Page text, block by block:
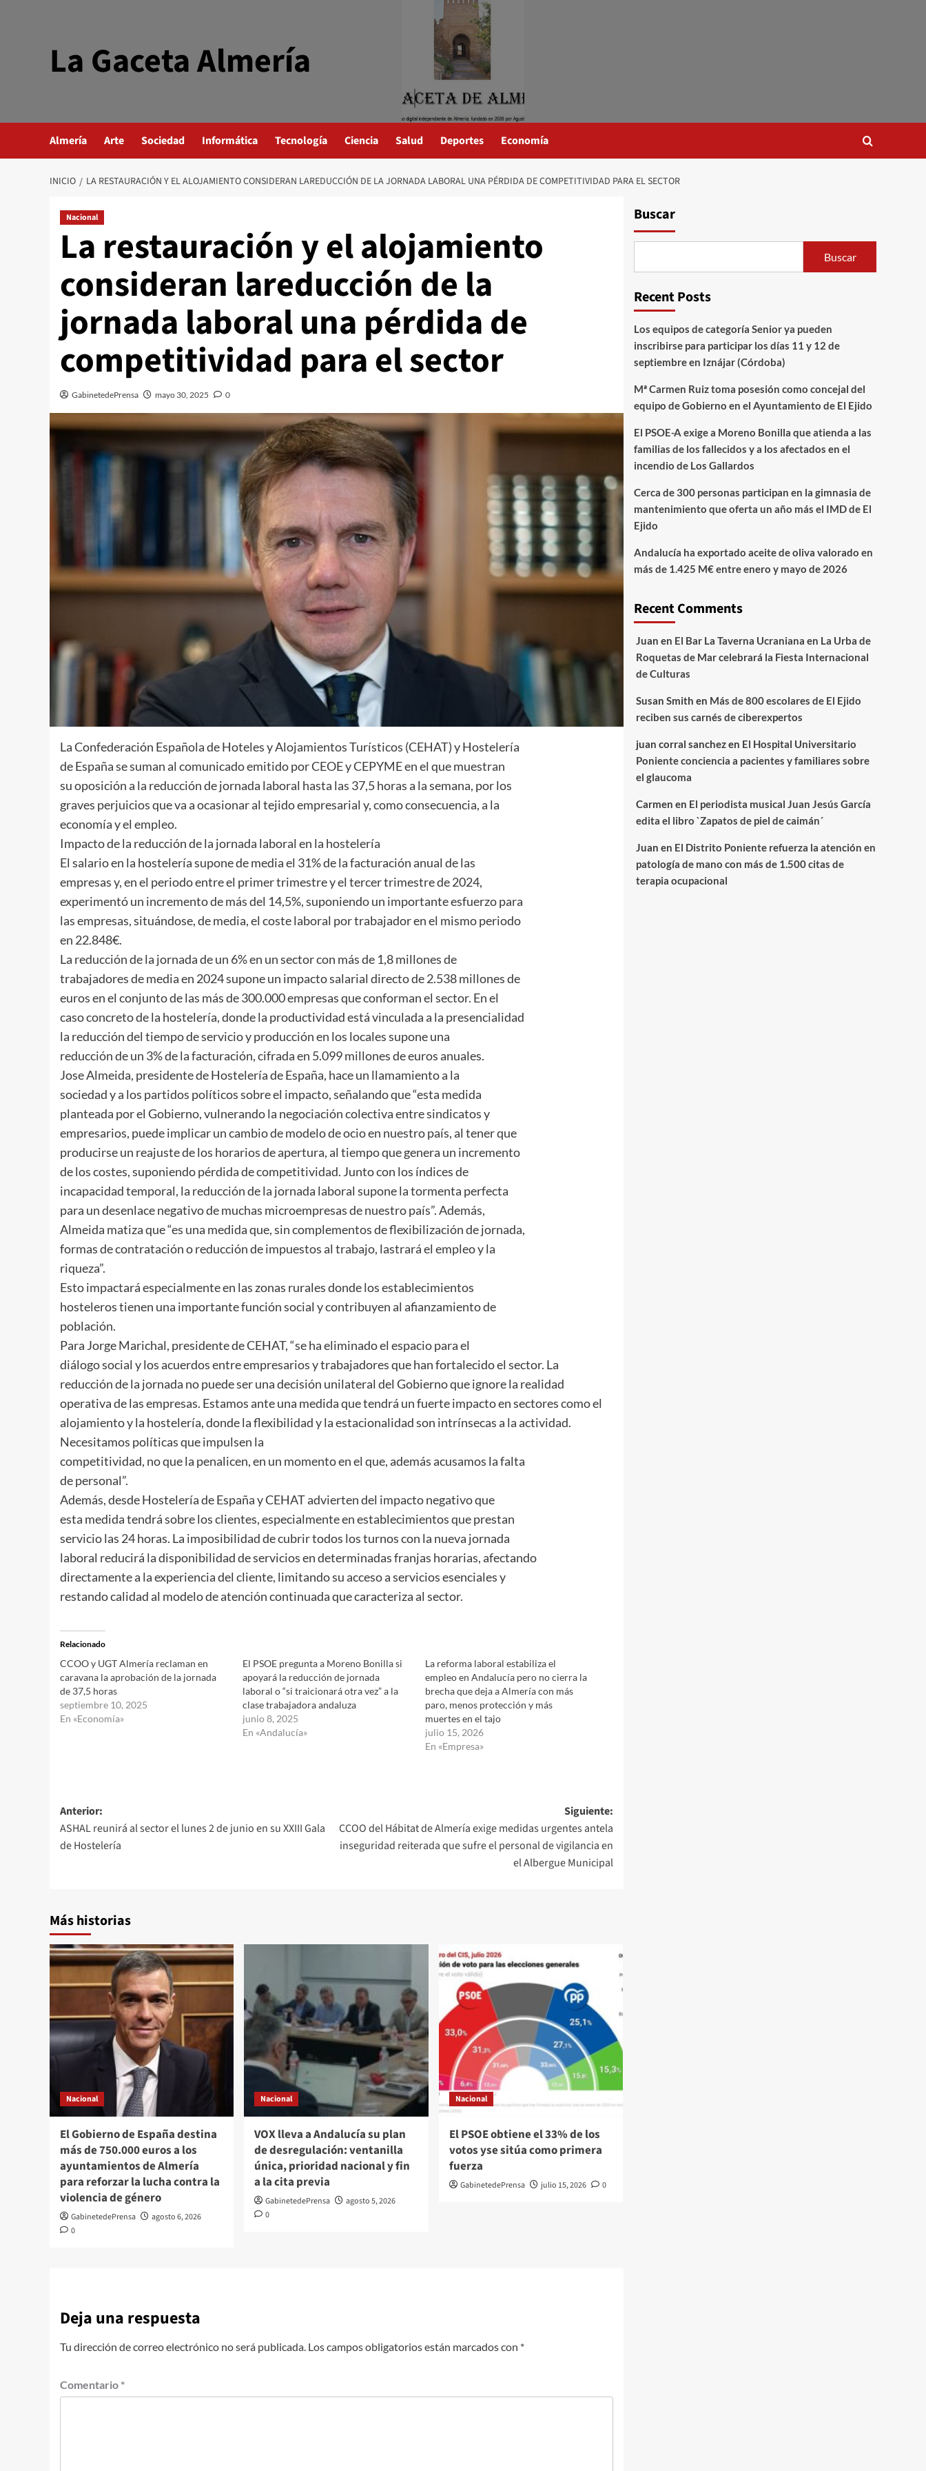
La Gaceta Almería
Almería Arte Sociedad Informática Tecnología Ciencia Salud Deportes Economía
INICIO LA RESTAURACIÓN Y EL ALOJAMIENTO CONSIDERAN LAREDUCCIÓN DE LA JORNADA LABORAL UNA PÉRDIDA DE COMPETITIVIDAD PARA EL SECTOR
Nacional
La restauración y el alojamiento
consideran lareducción de la
jornada laboral una pérdida de
competitividad para el sector
GabinetedePrensa mayo 30, 2025 0
La Confederación Española de Hoteles y Alojamientos Turísticos (CEHAT) y Hostelería
de España se suman al comunicado emitido por CEOE y CEPYME en el que muestran
su oposición a la reducción de jornada laboral hasta las 37,5 horas a la semana, por los
graves perjuicios que va a ocasionar al tejido empresarial y, como consecuencia, a la
economía y el empleo.
Impacto de la reducción de la jornada laboral en la hostelería
El salario en la hostelería supone de media el 31% de la facturación anual de las
empresas y, en el periodo entre el primer trimestre y el tercer trimestre de 2024,
experimentó un incremento de más del 14,5%, suponiendo un importante esfuerzo para
las empresas, situándose, de media, el coste laboral por trabajador en el mismo periodo
en 22.848€.
La reducción de la jornada de un 6% en un sector con más de 1,8 millones de
trabajadores de media en 2024 supone un impacto salarial directo de 2.538 millones de
euros en el conjunto de las más de 300.000 empresas que conforman el sector. En el
caso concreto de la hostelería, donde la productividad está vinculada a la presencialidad
la reducción del tiempo de servicio y producción en los locales supone una
reducción de un 3% de la facturación, cifrada en 5.099 millones de euros anuales.
Jose Almeida, presidente de Hostelería de España, hace un llamamiento a la
sociedad y a los partidos políticos sobre el impacto, señalando que “esta medida
planteada por el Gobierno, vulnerando la negociación colectiva entre sindicatos y
empresarios, puede implicar un cambio de modelo de ocio en nuestro país, al tener que
producirse un reajuste de los horarios de apertura, al tiempo que genera un incremento
de los costes, suponiendo pérdida de competitividad. Junto con los índices de
incapacidad temporal, la reducción de la jornada laboral supone la tormenta perfecta
para un desenlace negativo de muchas microempresas de nuestro país”. Además,
Almeida matiza que “es una medida que, sin complementos de flexibilización de jornada,
formas de contratación o reducción de impuestos al trabajo, lastrará el empleo y la
riqueza”.
Esto impactará especialmente en las zonas rurales donde los establecimientos
hosteleros tienen una importante función social y contribuyen al afianzamiento de
población.
Para Jorge Marichal, presidente de CEHAT, “se ha eliminado el espacio para el
diálogo social y los acuerdos entre empresarios y trabajadores que han fortalecido el sector. La
reducción de la jornada no puede ser una decisión unilateral del Gobierno que ignore la realidad
operativa de las empresas. Estamos ante una medida que tendrá un fuerte impacto en sectores como el
alojamiento y la hostelería, donde la flexibilidad y la estacionalidad son intrínsecas a la actividad.
Necesitamos políticas que impulsen la
competitividad, no que la penalicen, en un momento en el que, además acusamos la falta
de personal”.
Además, desde Hostelería de España y CEHAT advierten del impacto negativo que
esta medida tendrá sobre los clientes, especialmente en establecimientos que prestan
servicio las 24 horas. La imposibilidad de cubrir todos los turnos con la nueva jornada
laboral reducirá la disponibilidad de servicios en determinadas franjas horarias, afectando
directamente a la experiencia del cliente, limitando su acceso a servicios esenciales y
restando calidad al modelo de atención continuada que caracteriza al sector.
Relacionado
CCOO y UGT Almería reclaman en
caravana la aprobación de la jornada
de 37,5 horas
septiembre 10, 2025
En «Economía»
El PSOE pregunta a Moreno Bonilla si
apoyará la reducción de jornada
laboral o “si traicionará otra vez” a la
clase trabajadora andaluza
junio 8, 2025
En «Andalucía»
La reforma laboral estabiliza el
empleo en Andalucía pero no cierra la
brecha que deja a Almería con más
paro, menos protección y más
muertes en el tajo
julio 15, 2026
En «Empresa»
Navegación
de
entradas
Anterior:
ASHAL reunirá al sector el lunes 2 de junio en su XXIII Gala
de Hostelería
Siguiente:
CCOO del Hábitat de Almería exige medidas urgentes antela
inseguridad reiterada que sufre el personal de vigilancia en
el Albergue Municipal
Más historias
Nacional
El Gobierno de España destina
más de 750.000 euros a los
ayuntamientos de Almería
para reforzar la lucha contra la
violencia de género
GabinetedePrensa
agosto 6, 2026
0
Nacional
VOX lleva a Andalucía su plan
de desregulación: ventanilla
única, prioridad nacional y fin
a la cita previa
GabinetedePrensa
agosto 5, 2026
0
Nacional
El PSOE obtiene el 33% de los
votos yse sitúa como primera
fuerza
GabinetedePrensa julio 15, 2026 0
Deja una respuesta
Tu dirección de correo electrónico no será publicada. Los campos obligatorios están marcados con *
Comentario *
Buscar
Buscar
Recent Posts
Los equipos de categoría Senior ya pueden
inscribirse para participar los días 11 y 12 de
septiembre en Iznájar (Córdoba)
Mª Carmen Ruiz toma posesión como concejal del
equipo de Gobierno en el Ayuntamiento de El Ejido
El PSOE-A exige a Moreno Bonilla que atienda a las
familias de los fallecidos y a los afectados en el
incendio de Los Gallardos
Cerca de 300 personas participan en la gimnasia de
mantenimiento que oferta un año más el IMD de El
Ejido
Andalucía ha exportado aceite de oliva valorado en
más de 1.425 M€ entre enero y mayo de 2026
Recent Comments
Juan en El Bar La Taverna Ucraniana en La Urba de
Roquetas de Mar celebrará la Fiesta Internacional
de Culturas
Susan Smith en Más de 800 escolares de El Ejido
reciben sus carnés de ciberexpertos
juan corral sanchezen El Hospital Universitario
Poniente conciencia a pacientes y familiares sobre
el glaucoma
Carmen en El periodista musical Juan Jesús García
edita el libro `Zapatos de piel de caimán´
Juan en El Distrito Poniente refuerza la atención en
patología de mano con más de 1.500 citas de
terapia ocupacional